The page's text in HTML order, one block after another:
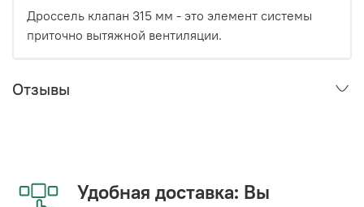
Дроссель клапан 315 мм - это элемент системы
приточно вытяжной вентиляции.
Отзывы
Удобная доставка: Вы